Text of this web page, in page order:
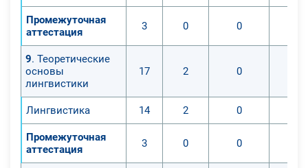
Промежуточная
аттестация
3 0 0
9. Теоретические
основы
лингвистики
17 2 0
Лингвистика 14 2 0
Промежуточная
аттестация
3 0 0